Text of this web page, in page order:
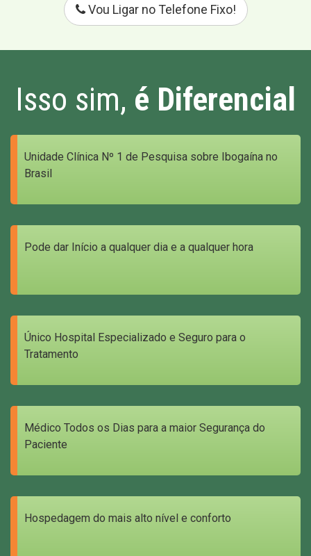
Vou Ligar no Telefone Fixo!
Isso sim, é Diferencial
Unidade Clínica Nº 1 de Pesquisa sobre Ibogaína no
Brasil
Pode dar Início a qualquer dia e a qualquer hora
Único Hospital Especializado e Seguro para o
Tratamento
Médico Todos os Dias para a maior Segurança do
Paciente
Hospedagem do mais alto nível e conforto